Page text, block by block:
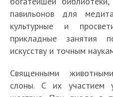
павильонов для
культурные и
прикладные занятия
искусству и точным
Священными
слоны. С их участием